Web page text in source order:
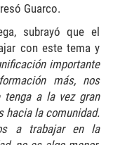
Guarco.
subrayó que el
con este tema y
importante
más, nos
tenga a la vez gran
hacia la comunidad.
a trabajar en la